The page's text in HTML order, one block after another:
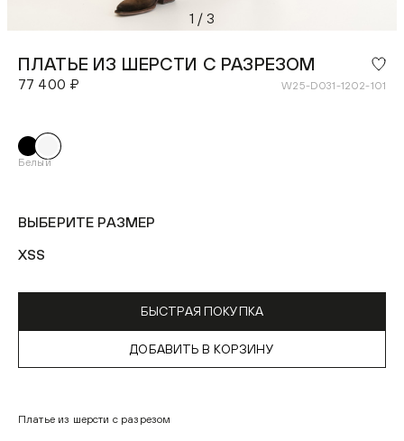
1 /3
ПЛАТЬЕ ИЗ ШЕРСТИ С РАЗРЕЗОМ
77 400 ₽ W25-D031-1202-101
Белый
ВЫБЕРИТЕ РАЗМЕР
XSS
БЫСТРАЯ ПОКУПКА
ДОБАВИТЬ В КОРЗИНУ
Платье из шерсти с разрезом